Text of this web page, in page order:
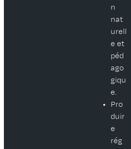
n
nat
urell
e et
péd
ago
giqu
e.
Pro
duir
e
rég